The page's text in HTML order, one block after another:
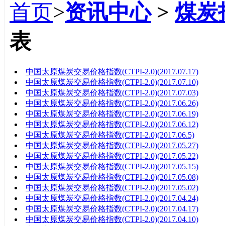
首页>资讯中心> 煤炭
表
中国太原煤炭交易价格指数(CTPI-2.0)(2017.07.17)
中国太原煤炭交易价格指数(CTPI-2.0)(2017.07.10)
中国太原煤炭交易价格指数(CTPI-2.0)(2017.07.03)
中国太原煤炭交易价格指数(CTPI-2.0)(2017.06.26)
中国太原煤炭交易价格指数(CTPI-2.0)(2017.06.19)
中国太原煤炭交易价格指数(CTPI-2.0)(2017.06.12)
中国太原煤炭交易价格指数(CTPI-2.0)(2017.06.5)
中国太原煤炭交易价格指数(CTPI-2.0)(2017.05.27)
中国太原煤炭交易价格指数(CTPI-2.0)(2017.05.22)
中国太原煤炭交易价格指数(CTPI-2.0)(2017.05.15)
中国太原煤炭交易价格指数(CTPI-2.0)(2017.05.08)
中国太原煤炭交易价格指数(CTPI-2.0)(2017.05.02)
中国太原煤炭交易价格指数(CTPI-2.0)(2017.04.24)
中国太原煤炭交易价格指数(CTPI-2.0)(2017.04.17)
中国太原煤炭交易价格指数(CTPI-2.0)(2017.04.10)